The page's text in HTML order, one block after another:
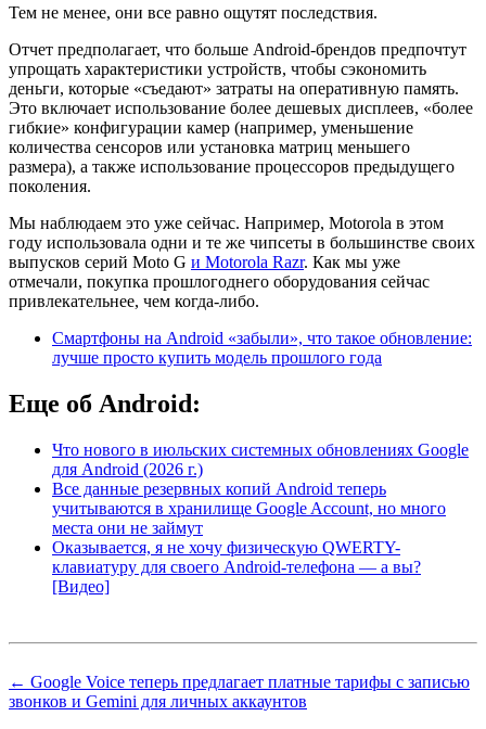
Тем не менее, они все равно ощутят последствия.
Отчет предполагает, что больше Android-брендов предпочтут
упрощать характеристики устройств, чтобы сэкономить
деньги, которые «съедают» затраты на оперативную память.
Это включает использование более дешевых дисплеев, «более
гибкие» конфигурации камер (например, уменьшение
количества сенсоров или установка матриц меньшего
размера), а также использование процессоров предыдущего
поколения.
Мы наблюдаем это уже сейчас. Например, Motorola в этом
году использовала одни и те же чипсеты в большинстве своих
выпусков серий Moto G и Motorola Razr. Как мы уже
отмечали, покупка прошлогоднего оборудования сейчас
привлекательнее, чем когда-либо.
Смартфоны на Android «забыли», что такое обновление:
лучше просто купить модель прошлого года
Еще об Android:
Что нового в июльских системных обновлениях Google
для Android (2026 г.)
Все данные резервных копий Android теперь
учитываются в хранилище Google Account, но много
места они не займут
Оказывается, я не хочу физическую QWERTY-
клавиатуру для своего Android-телефона — а вы?
[Видео]
← Google Voice теперь предлагает платные тарифы с записью
звонков и Gemini для личных аккаунтов